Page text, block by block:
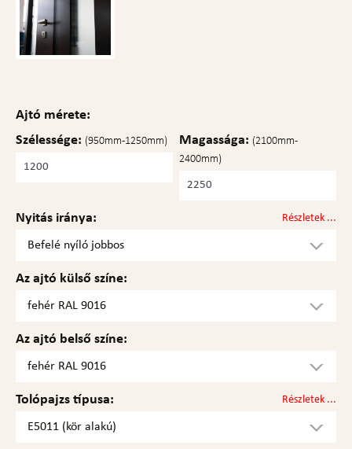
Ajtó mérete:
Szélessége: (950mm-1250mm) Magassága: (2100mm-
2400mm)
Nyitás iránya:
Befelé nyíló jobbos
Részletek ...
Az ajtó külső színe:
fehér RAL 9016
Az ajtó belső színe:
fehér RAL 9016
Tolópajzs típusa:
E5011 (kör alakú)
Részletek ...